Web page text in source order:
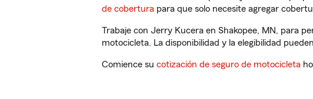
de cobertura para que solo necesite agregar
Trabaje con Jerry Kucera en Shakopee, MN, para
motocicleta. La disponibilidad y la elegibilidad
Comience su cotización de seguro de motocicleta